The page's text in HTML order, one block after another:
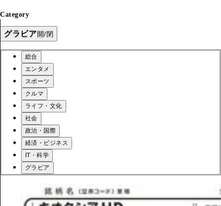
Category
グラビア開/閉
総合
エンタメ
スポーツ
クルマ
ライフ・文化
社会
政治・国際
経済・ビジネス
IT・科学
グラビア